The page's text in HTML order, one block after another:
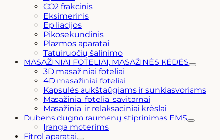
CO2 frakcinis
Eksimerinis
Epiliacijos
Pikosekundinis
Plazmos aparatai
Tatuiruočių šalinimo
MASAŽINIAI FOTELIAI, MASAŽINĖS KĖDĖS
3D masažiniai foteliai
4D masažiniai foteliai
Kapsulės aukštaūgiams ir sunkiasvoriams
Masažiniai foteliai savitarnai
Masažiniai ir relaksaciniai krėslai
Dubens dugno raumenų stiprinimas EMS
Įranga moterims
Fitrol aparatai